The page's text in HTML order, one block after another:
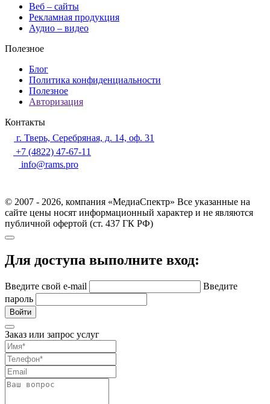
Веб – сайты
Рекламная продукция
Аудио – видео
Полезное
Блог
Политика конфиденциальности
Полезное
Авторизация
Контакты
г. Тверь, Серебряная, д. 14, оф. 31
+7 (4822) 47-67-11
info@rams.pro
© 2007 - 2026, компания «МедиаСпектр» Все указанные на
сайте цены носят информационный характер и не являются
публичной офертой (ст. 437 ГК РФ)
Для доступа выполните вход:
Введите свой e-mail
Введите
пароль
Войти
Заказ или запрос услуг